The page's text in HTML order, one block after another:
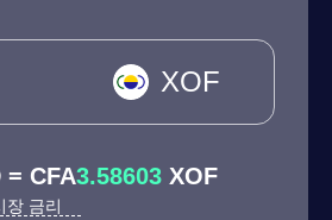
XOF
= CFA3.58603 XOF
장 금리